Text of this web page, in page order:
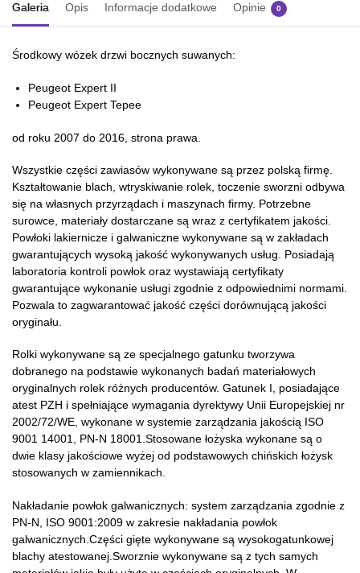
Galeria Opis Informacje dodatkowe Opinie 0
Środkowy wózek drzwi bocznych suwanych:
Peugeot Expert II
Peugeot Expert Tepee
od roku 2007 do 2016, strona prawa.
Wszystkie części zawiasów wykonywane są przez polską firmę.
Kształtowanie blach, wtryskiwanie rolek, toczenie sworzni odbywa
się na własnych przyrządach i maszynach firmy. Potrzebne
surowce, materiały dostarczane są wraz z certyfikatem jakości.
Powłoki lakiernicze i galwaniczne wykonywane są w zakładach
gwarantujących wysoką jakość wykonywanych usług. Posiadają
laboratoria kontroli powłok oraz wystawiają certyfikaty
gwarantujące wykonanie usługi zgodnie z odpowiednimi normami.
Pozwala to zagwarantować jakość części dorównującą jakości
oryginału.
Rolki wykonywane są ze specjalnego gatunku tworzywa
dobranego na podstawie wykonanych badań materiałowych
oryginalnych rolek różnych producentów. Gatunek I, posiadające
atest PZH i spełniające wymagania dyrektywy Unii Europejskiej nr
2002/72/WE, wykonane w systemie zarządzania jakością ISO
9001 14001, PN-N 18001.Stosowane łożyska wykonane są o
dwie klasy jakościowe wyżej od podstawowych chińskich łożysk
stosowanych w zamiennikach.
Nakładanie powłok galwanicznych: system zarządzania zgodnie z
PN-N, ISO 9001:2009 w zakresie nakładania powłok
galwanicznych.Części gięte wykonywane są wysokogatunkowej
blachy atestowanej.Sworznie wykonywane są z tych samych